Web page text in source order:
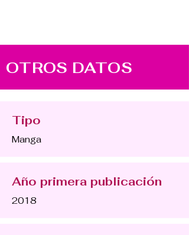
OTROS DATOS
Tipo
Manga
Año primera publicación
2018